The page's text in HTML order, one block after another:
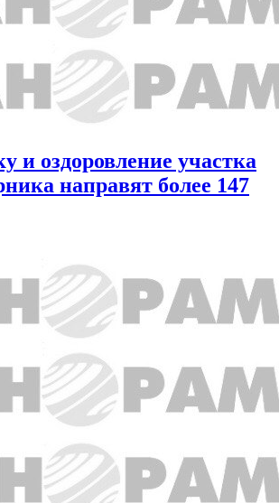
и оздоровление участка
направят более 147